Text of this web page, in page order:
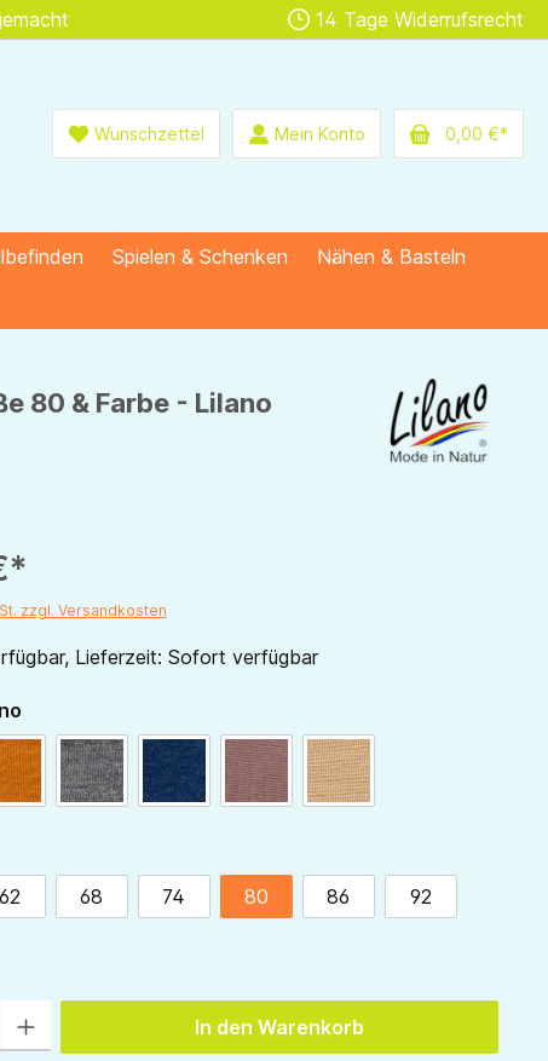
14 Tage Widerrufsrecht
Wunschzettel Mein Konto 0,00 €*
Spielen & Schenken
Nähen & Basteln
80 & Farbe - Lilano
zzgl. Versandkosten
Lieferzeit: Sofort verfügbar
auswählen
curry hellgrau marine mauve sand
62 68 74 80 86 92
In den Warenkorb